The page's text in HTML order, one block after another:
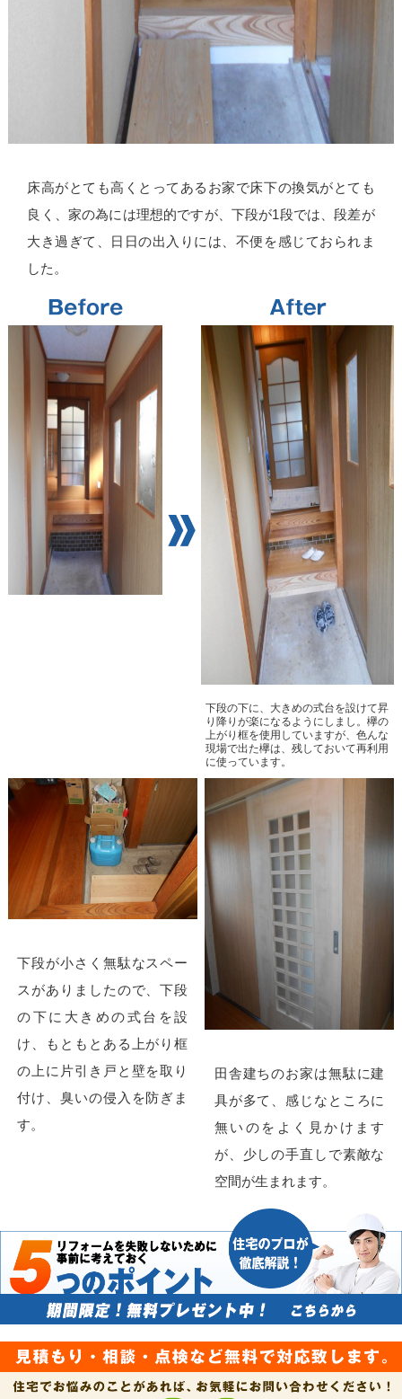
床高がとても高くとってあるお家で床下の換気がとても
良く、家の為には理想的ですが、下段が1段では、段差が
大き過ぎて、日日の出入りには、不便を感じておられま
した。
下段の下に、大きめの式台を設けて昇
り降りが楽になるようにしまし。欅の
上がり框を使用していますが、色んな
現場で出た欅は、残しておいて再利用
に使っています。
下段が小さく無駄なスペー
スがありましたので、下段
の下に大きめの式台を設
け、もともとある上がり框
の上に片引き戸と壁を取り
付け、臭いの侵入を防ぎま
す。
田舎建ちのお家は無駄に建
具が多て、感じなところに
無いのをよく見かけます
が、少しの手直しで素敵な
空間が生まれます。